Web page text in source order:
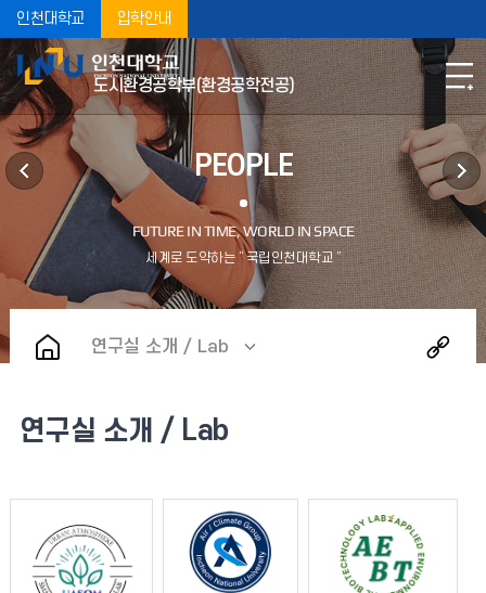
인천대학교 입학안내
도시환경공학부(환경공학전공)
PEOPLE
연구실 소개 / Lab
연구실 소개 / Lab